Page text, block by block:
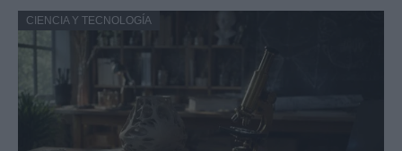
CIENCIA Y TECNOLOGÍA